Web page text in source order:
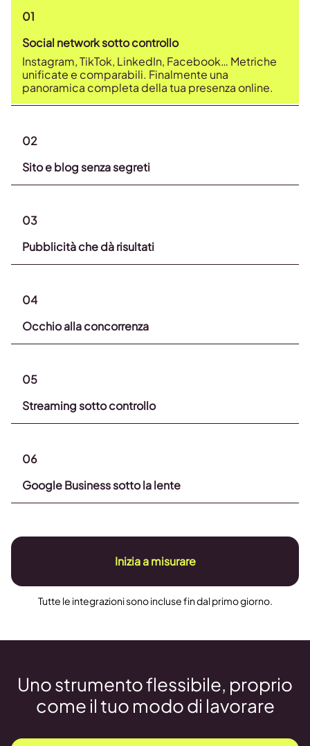
01
Social network sotto controllo
Instagram, TikTok, LinkedIn, Facebook… Metriche
unificate e comparabili. Finalmente una
panoramica completa della tua presenza online.
02
Sito e blog senza segreti
03
Pubblicità che dà risultati
04
Occhio alla concorrenza
05
Streaming sotto controllo
06
Google Business sotto la lente
Inizia a misurare
Tutte le integrazioni sono incluse fin dal primo giorno.
Uno strumento flessibile, proprio
come il tuo modo di lavorare